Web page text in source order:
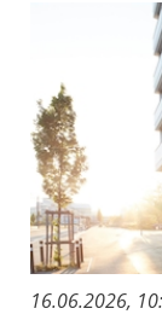
16.06.2026,